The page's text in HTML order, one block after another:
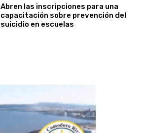
Abren las inscripciones para una
capacitación sobre prevención del
suicidio en escuelas